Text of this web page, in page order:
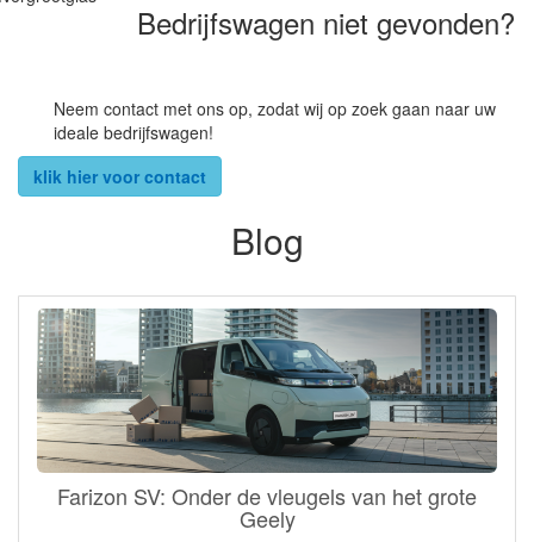
Bedrijfswagen niet gevonden?
Neem contact met ons op, zodat wij op zoek gaan naar uw
ideale bedrijfswagen!
klik hier voor contact
Blog
Farizon SV: Onder de vleugels van het grote
Geely